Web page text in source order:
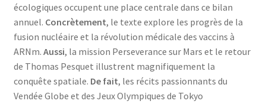
écologiques occupent une place centrale dans ce bilan
annuel. Concrètement, le texte explore les progrès de la
fusion nucléaire et la révolution médicale des vaccins à
ARNm. Aussi, la mission Perseverance sur Mars et le retour
de Thomas Pesquet illustrent magnifiquement la
conquête spatiale. De fait, les récits passionnants du
Vendée Globe et des Jeux Olympiques de Tokyo